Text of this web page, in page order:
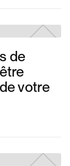
de
votre